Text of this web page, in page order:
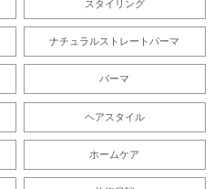
スタイリング
ナチュラルストレートパーマ
パーマ
ヘアスタイル
ホームケア